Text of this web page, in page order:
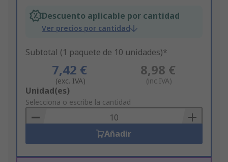
Descuento aplicable por cantidad
Ver precios por cantidad
Subtotal (1 paquete de 10 unidades)*
7,42 €
(exc. IVA)
8,98 €
(inc.IVA)
Add
to
Basket
Unidad(es)
Selecciona o escribe la cantidad
Añadir